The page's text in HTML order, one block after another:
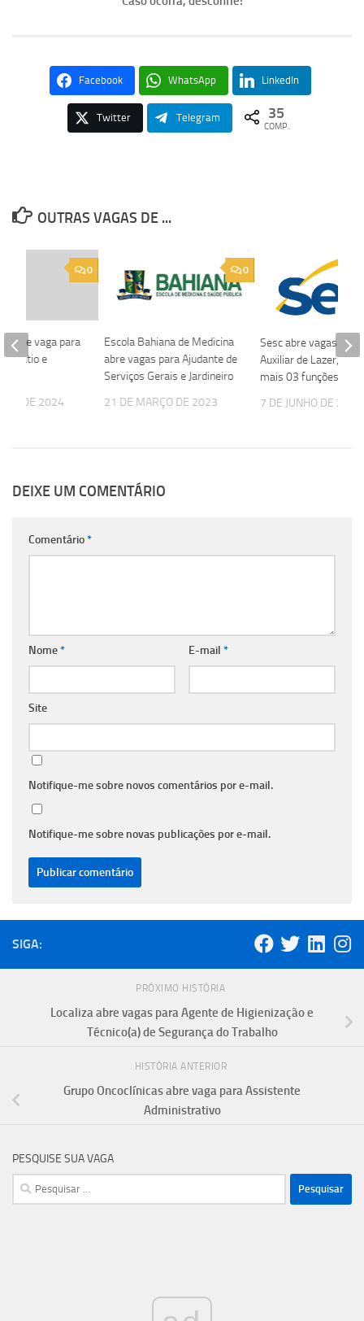
Facebook WhatsApp LinkedIn
Twitter Telegram 35
COMP.
OUTRAS VAGAS DE ...
0
Escola Bahiana de Medicina
abre vagas para Ajudante de
Serviços Gerais e Jardineiro
21 DE MARÇO DE 2023
Sesc abre vagas para
Auxiliar de Lazer,
mais 03 funções
7 DE JUNHO DE 2023
0
abre vaga para
Pátio e
DE 2024
DEIXE UM COMENTÁRIO
Comentário*
Nome* E-mail *
Site
Notifique-me sobre novos comentários por e-mail.
Notifique-me sobre novas publicações por e-mail.
SIGA:
PRÓXIMO HISTÓRIA
Localiza abre vagas para Agente de Higienização e
Técnico(a) de Segurança do Trabalho
HISTÓRIA ANTERIOR
Grupo Oncoclínicas abre vaga para Assistente
Administrativo
PESQUISE SUA VAGA
Pesquisar
por: